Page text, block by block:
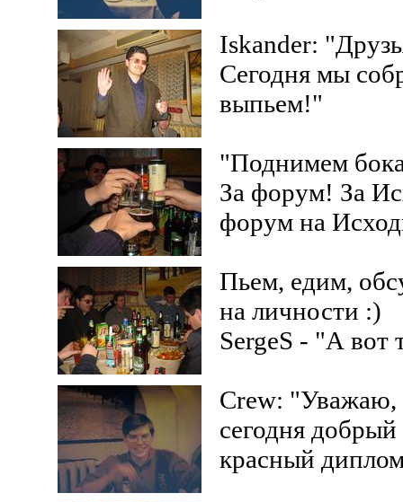
Iskander:
Сегодня мы
выпьем!"
"Поднимем
За форум! За
форум на
Пьем, едим,
на личности :)
SergeS - "А вот
Crew:
сегодня
красный